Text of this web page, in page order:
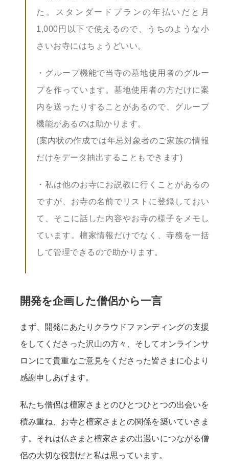
た。スタンダードプランの年払いだと月
1,000円以下で使えるので、うちのような小
さいお寺にはちょうどいい。
・グループ機能で当寺の墓地使用者のグルー
プを作っています。墓地使用者の方だけに案
内を送ったりすることがあるので、グループ
機能があるのは助かります。
(案内状の作成では年忌対象者のご家族の情報
だけをデータ抽出することもできます)
・私は他のお寺にお説教に行くことがあるの
ですが、お寺の名前でリストに登録しておい
て、そこに話した内容やお寺の様子をメモし
ています。檀家情報だけでなく、寺務を一括
して管理できるので助かります。
開発を企画した僧侶から一言
まず、開発にあたりクラウドファンディングの支援
をしてくださった沢山の方々、そしてオンラインサ
ロンにて貴重なご意見をくださった皆さまに心より
感謝申しあげます。
私たち僧侶は檀家さまとのひとつひとつの出会いを
積み重ね、お寺と檀家さまとの関係を築いていきま
す。それは仏さまと檀家さまの出遇いにつながる僧
侶の大切な役割だと私は思っています。